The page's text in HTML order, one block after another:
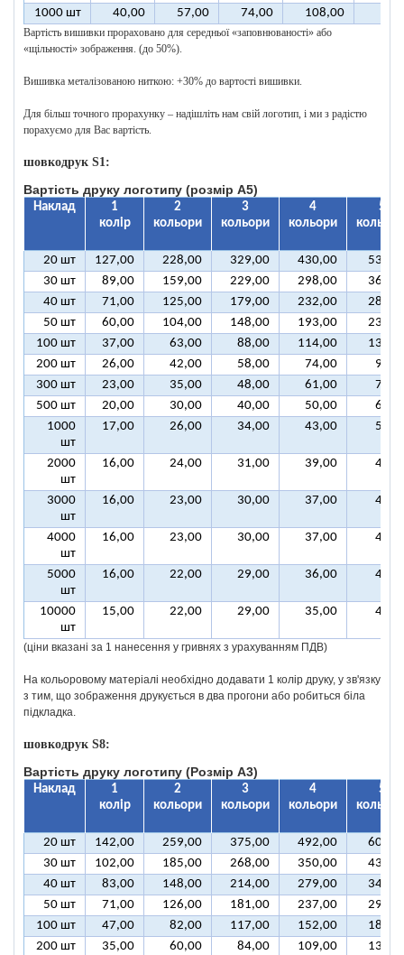
1000 шт
40,00 57,00 74,00 108,00
Вартість вишивки прораховано для середньої «заповнюваності» або
«щільності» зображення. (до 50%).
Вишивка металізованою ниткою: +30% до вартості вишивки.
Для більш точного прорахунку – надішліть нам свій логотип, і ми з радістю
порахуємо для Вас вартість.
шовкодрук S1:
Вартість друку логотипу (розмір А5)
Наклад
1
колір
2
кольори
3
кольори
4
кольори
5
20 шт 127,00 228,00 329,00 430,00
30 шт
89,00 159,00 229,00 298,00
40 шт
71,00 125,00 179,00 232,00
50 шт
60,00 104,00 148,00 193,00
100 шт
37,00 63,00 88,00 114,00
200 шт
26,00 42,00 58,00 74,00
300 шт
23,00 35,00 48,00 61,00
500 шт
20,00 30,00 40,00 50,00
1000
шт
17,00 26,00 34,00 43,00
2000
шт
16,00 24,00 31,00 39,00
3000
шт
16,00 23,00 30,00 37,00
4000
шт
16,00 23,00 30,00 37,00
5000
шт
16,00 22,00 29,00 36,00
10000
шт
15,00 22,00 29,00 35,00
(ціни вказані за 1 нанесення у гривнях з урахуванням ПДВ)
На кольоровому матеріалі необхідно додавати 1 колір друку, у зв'язку
з тим, що зображення друкується в два прогони або робиться біла
підкладка.
шовкодрук S8:
Вартість друку логотипу (Розмір А3)
Наклад
1
колір
2
кольори
3
кольори
4
кольори
5
20 шт 142,00 259,00 375,00 492,00
30 шт
102,00 185,00 268,00 350,00
40 шт
83,00 148,00 214,00 279,00
50 шт
71,00 126,00 181,00 237,00
100 шт
47,00 82,00 117,00 152,00
200 шт
35,00 60,00 84,00 109,00